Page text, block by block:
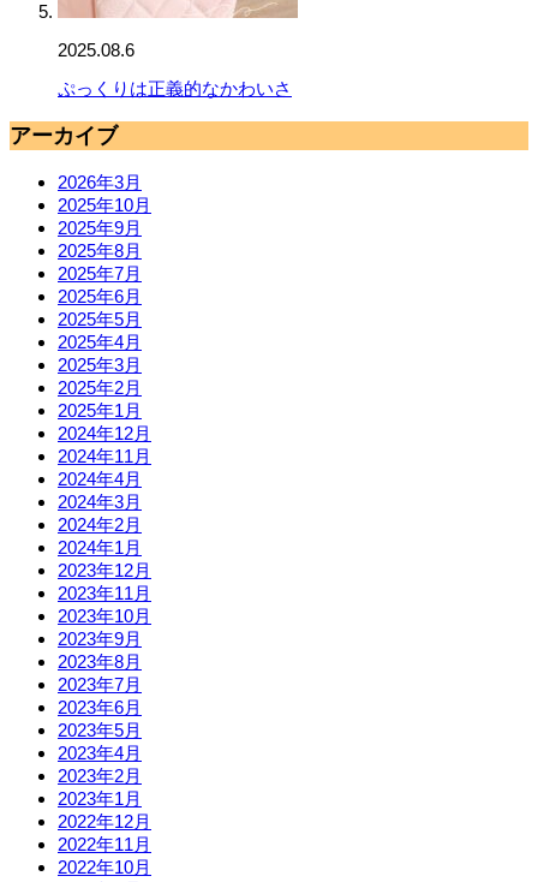
2025.08.6
ぷっくりは正義的なかわいさ
アーカイブ
2026年3月
2025年10月
2025年9月
2025年8月
2025年7月
2025年6月
2025年5月
2025年4月
2025年3月
2025年2月
2025年1月
2024年12月
2024年11月
2024年4月
2024年3月
2024年2月
2024年1月
2023年12月
2023年11月
2023年10月
2023年9月
2023年8月
2023年7月
2023年6月
2023年5月
2023年4月
2023年2月
2023年1月
2022年12月
2022年11月
2022年10月